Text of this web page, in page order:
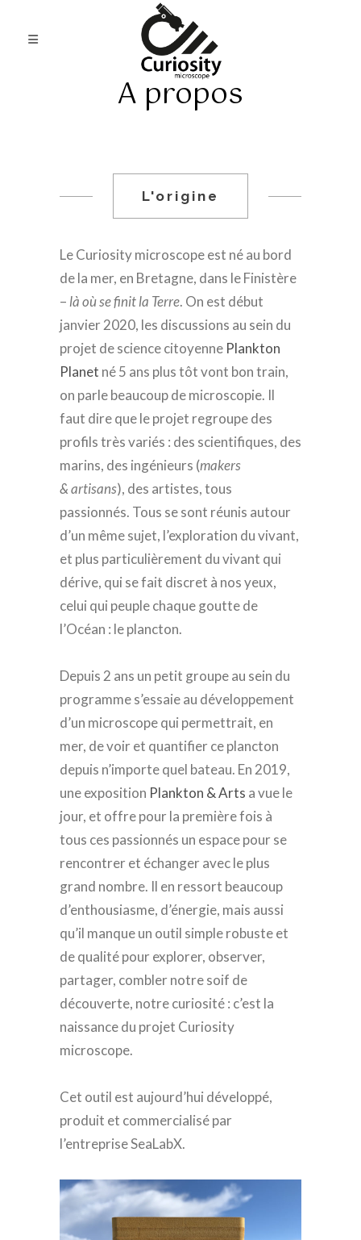
A propos
L'origine
Le Curiosity microscope est né au bord
de la mer, en Bretagne, dans le Finistère
– là où se finit la Terre. On est début
janvier 2020, les discussions au sein du
projet de science citoyenne Plankton
Planet né 5 ans plus tôt vont bon train,
on parle beaucoup de microscopie. Il
faut dire que le projet regroupe des
profils très variés : des scientifiques, des
marins, des ingénieurs (makers
& artisans), des artistes, tous
passionnés. Tous se sont réunis autour
d’un même sujet, l’exploration du vivant,
et plus particulièrement du vivant qui
dérive, qui se fait discret à nos yeux,
celui qui peuple chaque goutte de
l’Océan : le plancton.
Depuis 2 ans un petit groupe au sein du
programme s’essaie au développement
d’un microscope qui permettrait, en
mer, de voir et quantifier ce plancton
depuis n’importe quel bateau. En 2019,
une exposition Plankton & Arts a vue le
jour, et offre pour la première fois à
tous ces passionnés un espace pour se
rencontrer et échanger avec le plus
grand nombre. Il en ressort beaucoup
d’enthousiasme, d’énergie, mais aussi
qu’il manque un outil simple robuste et
de qualité pour explorer, observer,
partager, combler notre soif de
découverte, notre curiosité : c’est la
naissance du projet Curiosity
microscope.
Cet outil est aujourd’hui développé,
produit et commercialisé par
l’entreprise SeaLabX.